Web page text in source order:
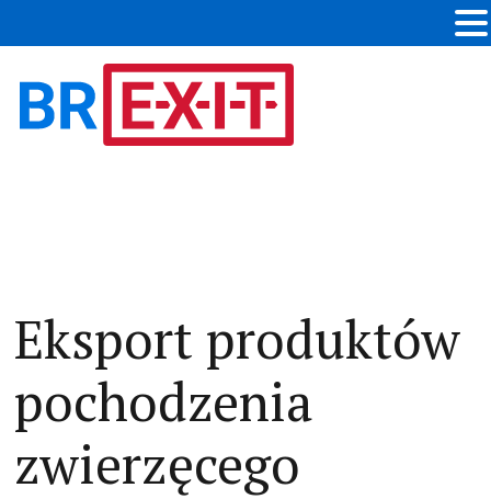
Eksport produktów
pochodzenia
zwierzęcego